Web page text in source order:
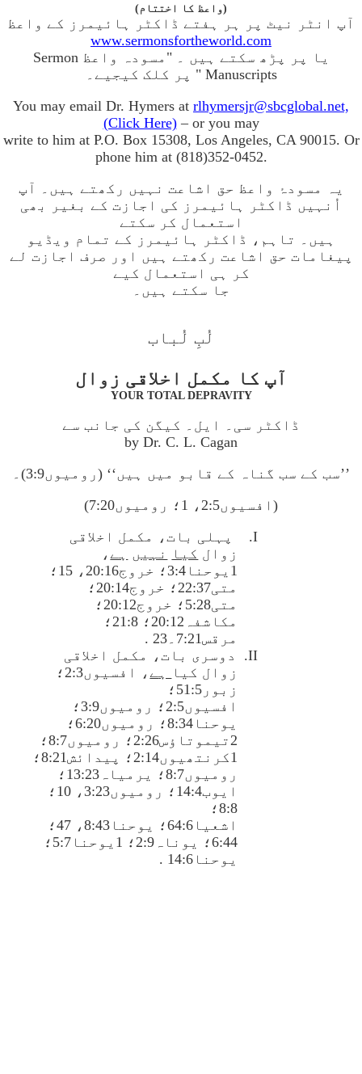
(واعظ کا اختتام)
آپ انٹر نیٹ پر ہر ہفتے ڈاکٹر ہائیمرز کے واعظ
www.sermonsfortheworld.com
یا پر پڑھ سکتے ہیں ۔ "مسودہ واعظ Sermon
Manuscripts " پر کلک کیجیے۔
You may email Dr. Hymers at rlhymersjr@sbcglobal.net,
(Click Here)– or you may
write to him at P.O. Box 15308, Los Angeles, CA 90015. Or
phone him at (818)352-0452.
یہ مسودۂ واعظ حق اشاعت نہیں رکھتے ہیں۔ آپ
اُنہیں ڈاکٹر ہائیمرز کی اجازت کے بغیر بھی
استعمال کر سکتے
ہیں۔ تاہم، ڈاکٹر ہائیمرز کے تمام ویڈیو
پیغامات حق اشاعت رکھتے ہیں اور صرف اجازت لے
کر ہی استعمال کیے
جا سکتے ہیں۔
لُبِ لُباب
آپ کا مکمل اخلاقی زوال
YOUR TOTAL DEPRAVITY
ڈاکٹر سی۔ ایل۔ کیگن کی جانب سے
by Dr. C. L. Cagan
’’سب کے سب گناہ کے قابو میں ہیں‘‘ (رومیوں3:9)۔
(افسیوں2:5، 1؛ رومیوں7:20)
I.
پہلی بات، مکمل اخلاقی
زوال کیا نہیں ہے ،
1یوحنا3:4؛ خروج20:16، 15؛
متی22:37؛ خروج20:14؛
متی5:28؛ خروج20:12؛
مکاشفہ20:12؛ 21:8؛
مرقس7:21۔23 .
II.
دوسری بات، مکمل اخلاقی
زوال کیا
ہے
، افسیوں2:3؛
زبور51:5؛
افسیوں2:5؛ رومیوں3:9؛
یوحنا8:34؛ رومیوں6:20؛
2تیموتاؤس2:26؛ رومیوں8:7؛
1کرنتھیوں2:14؛ پیدائش8:21؛
رومیوں8:7؛ یرمیاہ13:23؛
ایوب14:4؛ رومیوں3:23، 10؛
8:8؛
اشعیا64:6؛ یوحنا8:43، 47؛
6:44؛ یوناہ2:9؛ 1یوحنا5:7؛
یوحنا14:6 .